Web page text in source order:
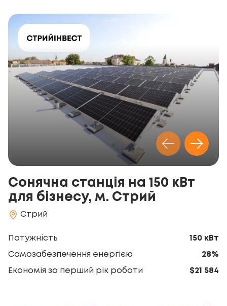
Сонячна станція на 150 кВт
для бізнесу, м. Стрий
Стрий
Потужність 150 кВт
Самозабезпечення енергією 28%
Економія за перший рік роботи $21 584